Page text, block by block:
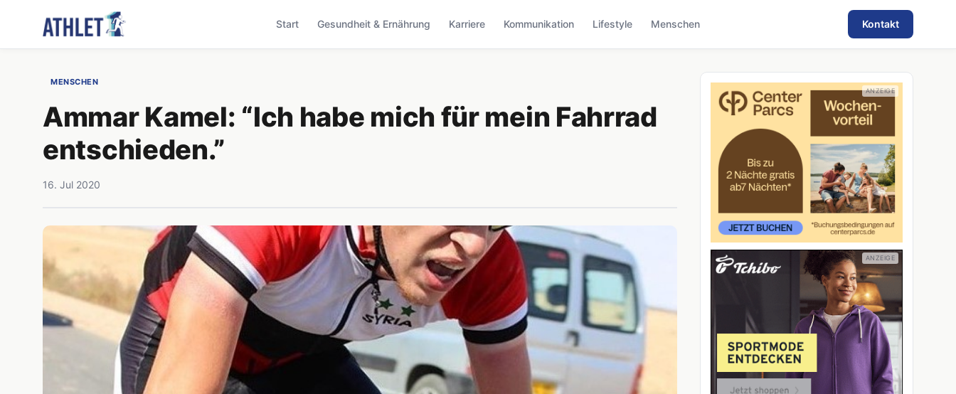
Start Gesundheit & Ernährung Karriere Kommunikation Lifestyle Menschen Kontakt
MENSCHEN
Ammar Kamel: “Ich habe mich für mein Fahrrad
entschieden.”
16. Jul 2020